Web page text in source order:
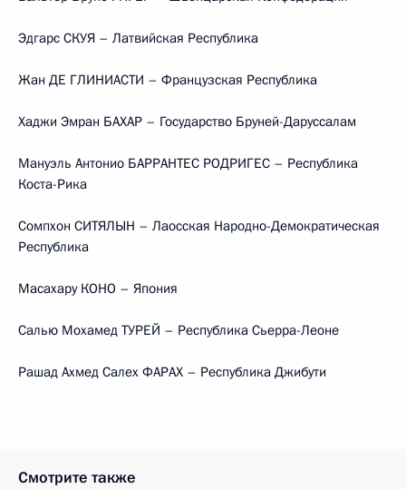
Эдгарс СКУЯ – Латвийская Республика
Жан ДЕ ГЛИНИАСТИ – Французская Республика
Хаджи Эмран БАХАР – Государство Бруней-Даруссалам
Мануэль Антонио БАРРАНТЕС РОДРИГЕС – Республика
Коста-Рика
Сомпхон СИТЯЛЫН – Лаосская Народно-Демократическая
Республика
Масахару КОНО – Япония
Салью Мохамед ТУРЕЙ – Республика Сьерра-Леоне
Рашад Ахмед Салех ФАРАХ – Республика Джибути
Смотрите также